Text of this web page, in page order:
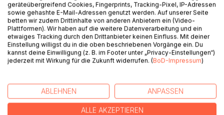
Regelfall keine Alternative. Daher strampeln wir weiter in
unserem Hamsterrad und suchen nach Lösungen.
Der Schlüssel liegt in uns. Der Schlüssel zu einem
besseren und leichteren Leben. Einem Leben frei von
Ängsten, Depression, fehlgeleiteten Emotionen und
Sorgen. Entdecken Sie zusammen mit der Autorin die
sich selbst und beginnen Sie, Ihre Fesseln zu lockern,
Perspektiven zu verändern und sich aus Ihrem Kokon zu
schälen. Denn wahre Freiheit beginnt in uns selbst.
geräteübergreifend Cookies, Fingerprints, Tracking-Pixel, IP-Adressen
sowie gehashte E-Mail-Adressen genutzt werden. Auf unserer Seite
betten wir zudem Drittinhalte von anderen Anbietern ein (Video-
Plattformen). Wir haben auf die weitere Datenverarbeitung und ein
etwaiges Tracking durch den Drittanbieter keinen Einfluss. Mit deiner
Einstellung willigst du in die oben beschriebenen Vorgänge ein. Du
kannst deine Einwilligung (z. B. im Footer unter „Privacy-Einstellungen“)
jederzeit mit Wirkung für die Zukunft widerrufen. (BoD-Impressum)
ABLEHNEN ANPASSEN
ALLE AKZEPTIEREN